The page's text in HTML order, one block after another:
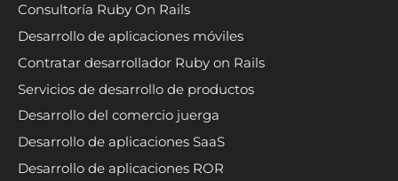
Consultoría Ruby On Rails
Desarrollo de aplicaciones móviles
Contratar desarrollador Ruby on Rails
Servicios de desarrollo de productos
Desarrollo del comercio juerga
Desarrollo de aplicaciones SaaS
Desarrollo de aplicaciones ROR